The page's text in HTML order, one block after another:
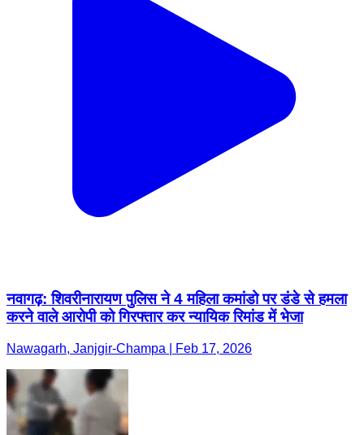
नवागढ़: शिवरीनारायण पुलिस ने 4 महिला कमांडो पर डंडे से हमला
करने वाले आरोपी को गिरफ्तार कर न्यायिक रिमांड में भेजा
Nawagarh, Janjgir-Champa | Feb 17, 2026